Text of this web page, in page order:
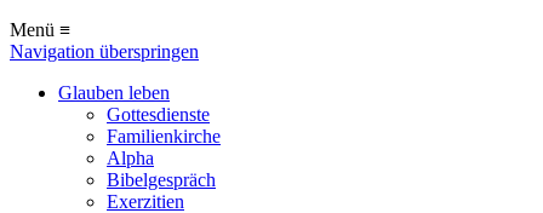
Menü ≡
Navigation überspringen
Glauben leben
Gottesdienste
Familienkirche
Alpha
Bibelgespräch
Exerzitien